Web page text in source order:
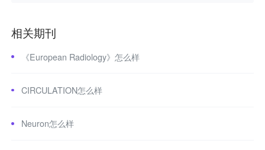
相关期刊
《European Radiology》怎么样
CIRCULATION怎么样
Neuron怎么样